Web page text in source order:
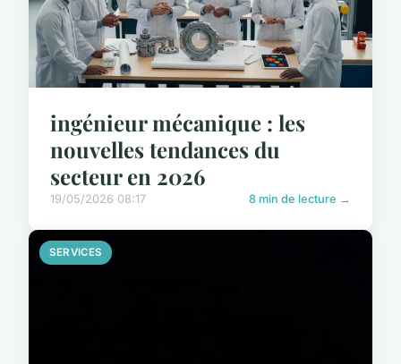
ingénieur mécanique : les
nouvelles tendances du
secteur en 2026
19/05/2026 08:17 8 min de lecture →
SERVICES